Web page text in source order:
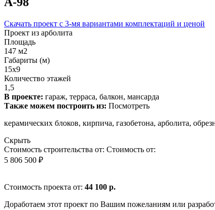
Скачать проект с 3-мя вариантами комплектаций и ценой
Проект из арболита
Площадь
147 м2
Габариты (м)
15x9
Количество этажей
1,5
В проекте: гараж, терраса, балкон, мансарда
Также можем построить из: Посмотреть
керамических блоков, кирпича, газобетона, арболита,
Скрыть
Стоимость строительства от: Стоимость от:
5 806 500 ₽
Стоимость проекта от: 44 100 р.
Доработаем этот проект по Вашим пожеланиям или